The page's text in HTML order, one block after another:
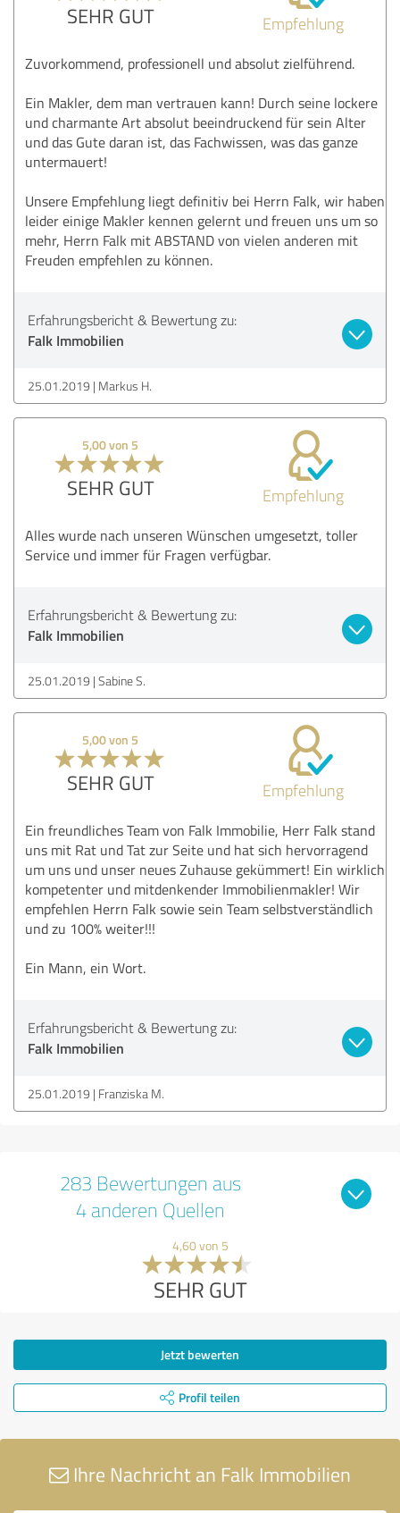
SEHR GUT Empfehlung
Zuvorkommend, professionell und absolut zielführend.
Ein Makler, dem man vertrauen kann! Durch seine lockere
und charmante Art absolut beeindruckend für sein Alter
und das Gute daran ist, das Fachwissen, was das ganze
untermauert!
Unsere Empfehlung liegt definitiv bei Herrn Falk, wir haben
leider einige Makler kennen gelernt und freuen uns um so
mehr, Herrn Falk mit ABSTAND von vielen anderen mit
Freuden empfehlen zu können.
Erfahrungsbericht & Bewertung zu:
Falk Immobilien
25.01.2019 Markus H.
5,00 von 5
SEHR GUT Empfehlung
Alles wurde nach unseren Wünschen umgesetzt, toller
Service und immer für Fragen verfügbar.
Erfahrungsbericht & Bewertung zu:
Falk Immobilien
25.01.2019 Sabine S.
5,00 von 5
SEHR GUT Empfehlung
Ein freundliches Team von Falk Immobilie, Herr Falk stand
uns mit Rat und Tat zur Seite und hat sich hervorragend
um uns und unser neues Zuhause gekümmert! Ein wirklich
kompetenter und mitdenkender Immobilienmakler! Wir
empfehlen Herrn Falk sowie sein Team selbstverständlich
und zu 100% weiter!!!
Ein Mann, ein Wort.
Erfahrungsbericht & Bewertung zu:
Falk Immobilien
25.01.2019 Franziska M.
283 Bewertungen aus
4 anderen Quellen
4,60 von 5
SEHR GUT
Jetzt bewerten
Profil teilen
Ihre Nachricht an Falk Immobilien